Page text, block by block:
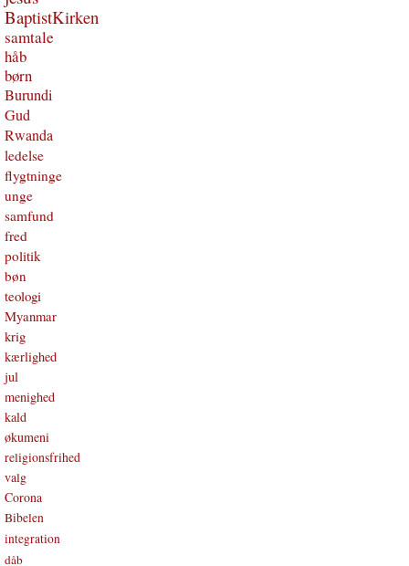
BaptistKirken
samtale
håb
børn
Burundi
Gud
Rwanda
ledelse
flygtninge
unge
samfund
fred
politik
bøn
teologi
Myanmar
krig
kærlighed
jul
menighed
kald
økumeni
religionsfrihed
valg
Corona
Bibelen
integration
dåb